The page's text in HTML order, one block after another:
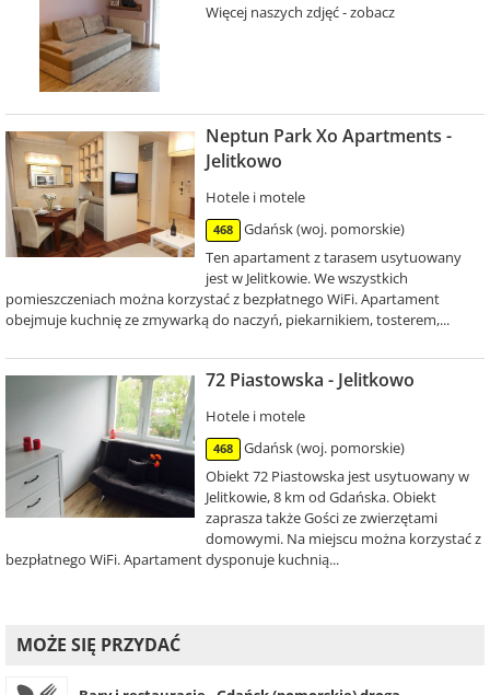
Więcej naszych zdjęć - zobacz
Neptun Park Xo Apartments -
Jelitkowo
Hotele i motele
468
Gdańsk (woj. pomorskie)
Ten apartament z tarasem usytuowany
jest w Jelitkowie. We wszystkich
pomieszczeniach można korzystać z bezpłatnego WiFi. Apartament
obejmuje kuchnię ze zmywarką do naczyń, piekarnikiem, tosterem,...
72 Piastowska - Jelitkowo
Hotele i motele
468
Gdańsk (woj. pomorskie)
Obiekt 72 Piastowska jest usytuowany w
Jelitkowie, 8 km od Gdańska. Obiekt
zaprasza także Gości ze zwierzętami
domowymi. Na miejscu można korzystać z
bezpłatnego WiFi. Apartament dysponuje kuchnią...
MOŻE SIĘ PRZYDAĆ